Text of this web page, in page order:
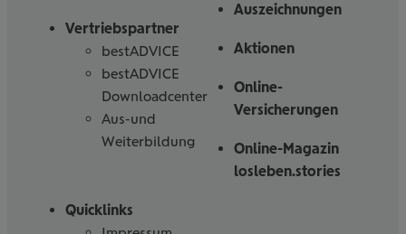
Vertriebspartner
bestADVICE
bestADVICE
Downloadcenter
Aus-und
Weiterbildung
Auszeichnungen
Aktionen
Online-
Versicherungen
Online-Magazin
losleben.stories
Quicklinks